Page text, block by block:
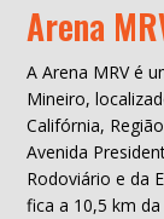
Arena
A Arena MRV é
Mineiro,
Califórnia,
Avenida
Rodoviário e da
fica a 10,5 km